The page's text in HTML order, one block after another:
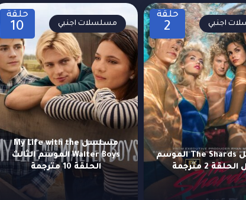
حلقة
2
مسلسل The Shards الموسم
2 مترجمة
اجنبي
حلقة
10
مسلسل My Life with the
Walter Boys الموسم الثالث
الحلقة 10 مترجمة
مسلسلات اجنبي